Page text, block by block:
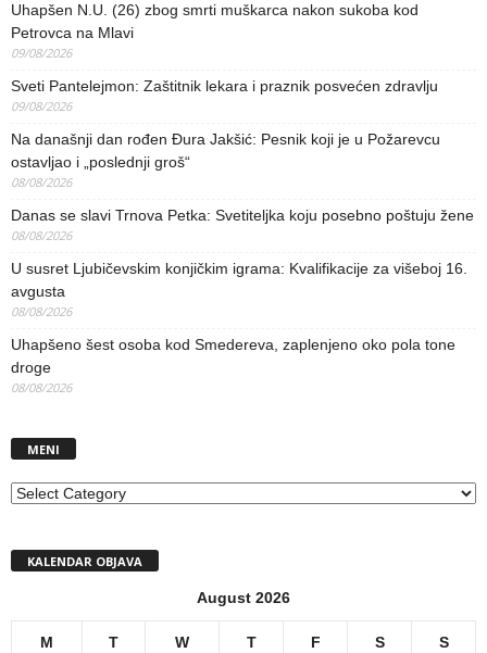
Uhapšen N.U. (26) zbog smrti muškarca nakon sukoba kod
Petrovca na Mlavi
09/08/2026
Sveti Pantelejmon: Zaštitnik lekara i praznik posvećen zdravlju
09/08/2026
Na današnji dan rođen Đura Jakšić: Pesnik koji je u Požarevcu
ostavljao i „poslednji groš“
08/08/2026
Danas se slavi Trnova Petka: Svetiteljka koju posebno poštuju žene
08/08/2026
U susret Ljubičevskim konjičkim igrama: Kvalifikacije za višeboj 16.
avgusta
08/08/2026
Uhapšeno šest osoba kod Smedereva, zaplenjeno oko pola tone
droge
08/08/2026
MENI
MENI
KALENDAR OBJAVA
August 2026
M T W T F S S